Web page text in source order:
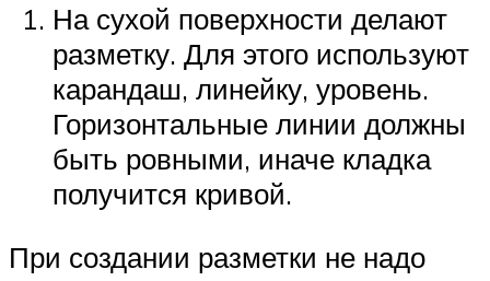
На сухой поверхности делают
разметку. Для этого используют
карандаш, линейку, уровень.
Горизонтальные линии должны
быть ровными, иначе кладка
получится кривой.
При создании разметки не надо